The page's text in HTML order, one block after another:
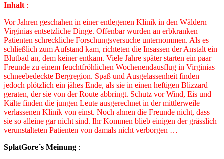
Inhalt :
Vor Jahren geschahen in einer entlegenen Klinik in den Wäldern
Virginias entsetzliche Dinge. Offenbar wurden an erbkranken
Patienten schreckliche Forschungsversuche unternommen. Als es
schließlich zum Aufstand kam, richteten die Insassen der Anstalt ein
Blutbad an, dem keiner entkam. Viele Jahre später starten ein paar
Freunde zu einem feuchtfröhlichen Wochenendausflug in Virginias
schneebedeckte Bergregion. Spaß und Ausgelassenheit finden
jedoch plötzlich ein jähes Ende, als sie in einen heftigen Blizzard
geraten, der sie von der Route abbringt. Schutz vor Wind, Eis und
Kälte finden die jungen Leute ausgerechnet in der mittlerweile
verlassenen Klinik von einst. Noch ahnen die Freunde nicht, dass
sie so alleine gar nicht sind. Ihr Kommen blieb einigen der grässlich
verunstalteten Patienten von damals nicht verborgen …
SplatGore´s Meinung :